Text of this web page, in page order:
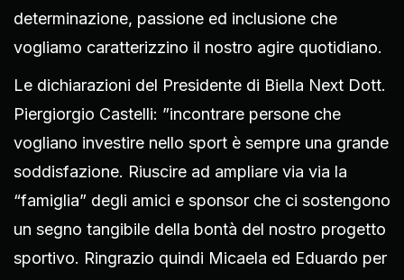
determinazione, passione ed inclusione che
vogliamo caratterizzino il nostro agire quotidiano.
Le dichiarazioni del Presidente di Biella Next Dott.
Piergiorgio Castelli: ”incontrare persone che
vogliano investire nello sport è sempre una grande
soddisfazione. Riuscire ad ampliare via via la
“famiglia” degli amici e sponsor che ci sostengono
un segno tangibile della bontà del nostro progetto
sportivo. Ringrazio quindi Micaela ed Eduardo per